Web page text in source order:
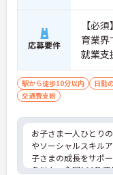
応募要件
【必
育業界
就業支
ど）■
駅から徒歩10分以内 日勤
交通費支給
お子さま一人ひとり
やソーシャルスキル
子さまの成長をサポ
名以上、全国100教